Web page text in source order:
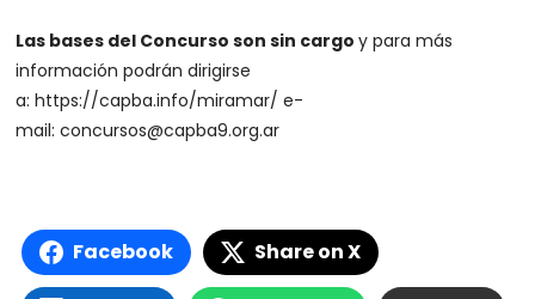
Las bases del Concurso son sin cargoy para más
información podrán dirigirse
a: https://capba.info/miramar/ e-
mail: concursos@capba9.org.ar
Facebook Share on X